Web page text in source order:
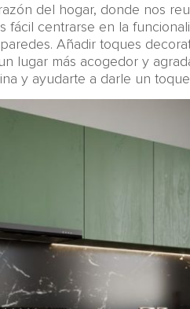
del hogar, donde nos
fácil centrarse en la
Añadir toques
lugar más acogedor y
y ayudarte a darle un